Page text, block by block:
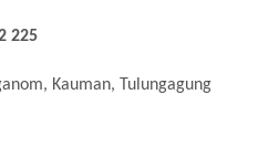
225
Kauman, Tulungagung